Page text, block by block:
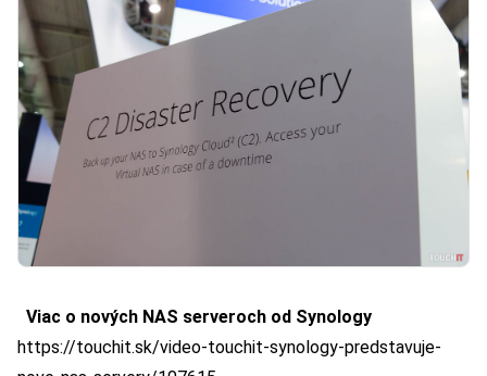
Viac o nových NAS serveroch od Synology
https://touchit.sk/video-touchit-synology-predstavuje-